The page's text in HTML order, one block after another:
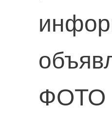
ФОТО